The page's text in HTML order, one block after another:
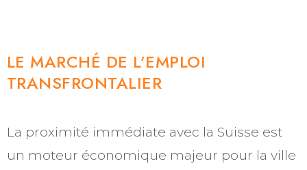
LE MARCHÉ DE L’EMPLOI
TRANSFRONTALIER
La proximité immédiate avec la Suisse est
un moteur économique majeur pour la ville